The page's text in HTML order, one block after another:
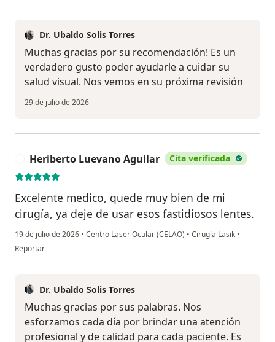
Dr. Ubaldo Solis Torres
Muchas gracias por su recomendación! Es un
verdadero gusto poder ayudarle a cuidar su
salud visual. Nos vemos en su próxima revisión
29 de julio de 2026
Heriberto Luevano Aguilar Cita verificada
Excelente medico, quede muy bien de mi
cirugía, ya deje de usar esos fastidiosos lentes.
19 de julio de 2026 • Centro Laser Ocular (CELAO) • Cirugía Lasik •
en opinión del usuario Heriberto Luevano Aguilar
Reportar
Dr. Ubaldo Solis Torres
Muchas gracias por sus palabras. Nos
esforzamos cada día por brindar una atención
profesional y de calidad para cada paciente. Es